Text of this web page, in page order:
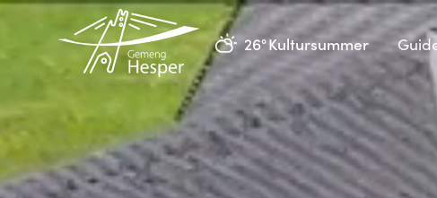
26°Kultursummer